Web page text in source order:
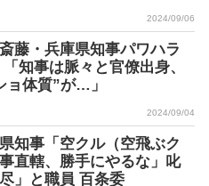
2024/09/06
藤・兵庫県知事パワハラ
知事は脈々と官僚出身、
ョ体質”が…」
2024/09/04
知事「空クル（空飛ぶク
直轄、勝手にやるな」叱
」と職員 百条委